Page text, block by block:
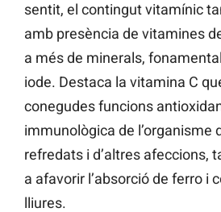
sentit, el contingut vitamínic
amb presència de vitamines
a més de minerals,
iode. Destaca la vitamina C
conegudes funcions
immunològica de l’organisme
refredats i d’altres afeccions,
a afavorir l’absorció de ferro i
lliures.